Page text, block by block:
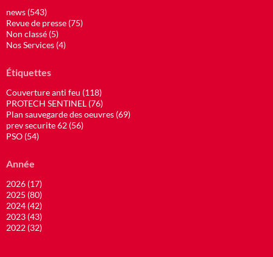
news (543)
Revue de presse (75)
Non classé (5)
Nos Services (4)
Étiquettes
Couverture anti feu (118)
PROTECH SENTINEL (76)
Plan sauvegarde des oeuvres (69)
prev securite 62 (56)
PSO (54)
Année
2026 (17)
2025 (80)
2024 (42)
2023 (43)
2022 (32)